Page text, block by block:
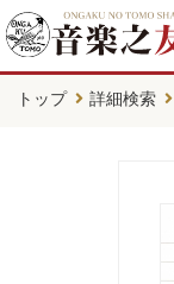
トップ 詳細検索